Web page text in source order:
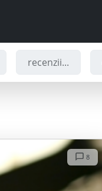
recenzii...
8